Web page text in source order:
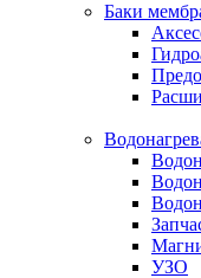
Баки
УЗО